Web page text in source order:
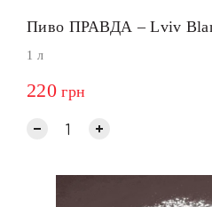
Пиво ПРАВДА – Lviv
1 л
220 грн